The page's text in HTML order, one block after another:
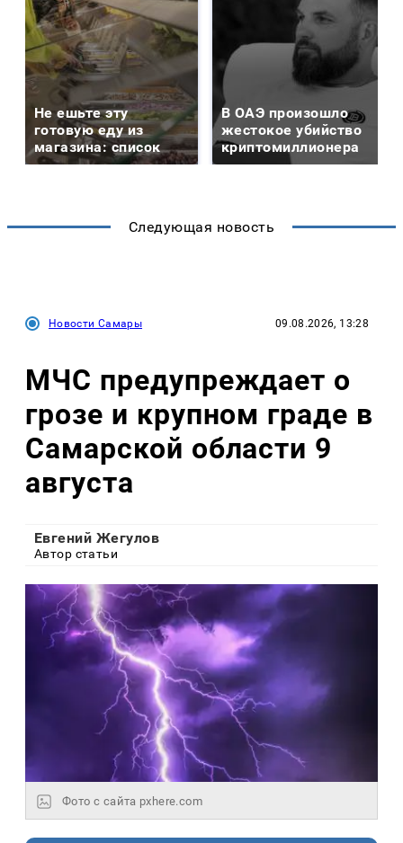
Не ешьте эту
готовую еду из
магазина: список
В ОАЭ произошло
жестокое убийство
криптомиллионера
Следующая новость
Новости Самары 09.08.2026, 13:28
МЧС предупреждает о
грозе и крупном граде в
Самарской области 9
августа
Евгений Жегулов
Автор статьи
Фото с сайта pxhere.com